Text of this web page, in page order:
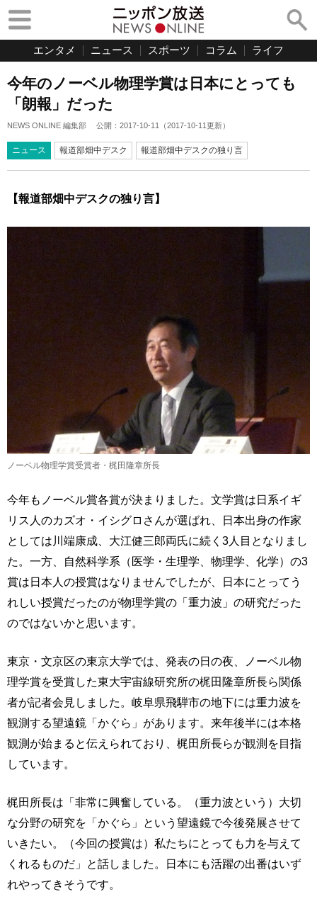
エンタメ ニュース スポーツ コラム ライフ
今年のノーベル物理学賞は日本にとっても
「朗報」だった
NEWS ONLINE 編集部 公開： 2017-10-11 （2017-10-11更新）
ニュース 報道部畑中デスク 報道部畑中デスクの独り言
【報道部畑中デスクの独り言】
ノーベル物理学賞受賞者・梶田隆章所長
今年もノーベル賞各賞が決まりました。文学賞は日系イギ
リス人のカズオ・イシグロさんが選ばれ、日本出身の作家
としては川端康成、大江健三郎両氏に続く3人目となりまし
た。一方、自然科学系（医学・生理学、物理学、化学）の3
賞は日本人の授賞はなりませんでしたが、日本にとってう
れしい授賞だったのが物理学賞の「重力波」の研究だった
のではないかと思います。
東京・文京区の東京大学では、発表の日の夜、ノーベル物
理学賞を受賞した東大宇宙線研究所の梶田隆章所長ら関係
者が記者会見しました。岐阜県飛騨市の地下には重力波を
観測する望遠鏡「かぐら」があります。来年後半には本格
観測が始まると伝えられており、梶田所長らが観測を目指
しています。
梶田所長は「非常に興奮している。（重力波という）大切
な分野の研究を「かぐら」という望遠鏡で今後発展させて
いきたい。（今回の授賞は）私たちにとっても力を与えて
くれるものだ」と話しました。日本にも活躍の出番はいず
れやってきそうです。